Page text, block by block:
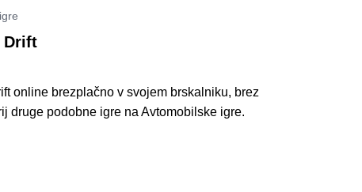
Drift
online brezplačno v svojem brskalniku, brez
druge podobne igre na Avtomobilske igre.